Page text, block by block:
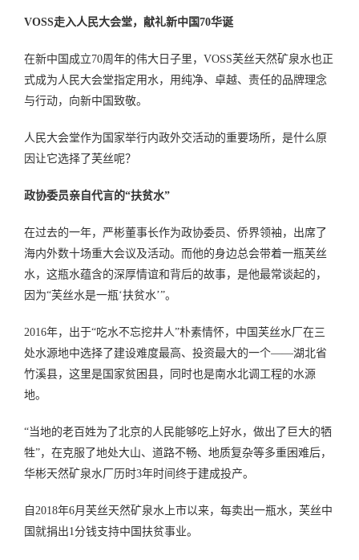
VOSS走入人民大会堂，献礼新中国70华诞
在新中国成立70周年的伟大日子里，VOSS芙丝天然矿泉水也正
式成为人民大会堂指定用水，用纯净、卓越、责任的品牌理念
与行动，向新中国致敬。
人民大会堂作为国家举行内政外交活动的重要场所，是什么原
因让它选择了芙丝呢？
政协委员亲自代言的“扶贫水”
在过去的一年，严彬董事长作为政协委员、侨界领袖，出席了
海内外数十场重大会议及活动。而他的身边总会带着一瓶芙丝
水，这瓶水蕴含的深厚情谊和背后的故事，是他最常谈起的，
因为“芙丝水是一瓶‘扶贫水’”。
2016年，出于“吃水不忘挖井人”朴素情怀，中国芙丝水厂在三
处水源地中选择了建设难度最高、投资最大的一个——湖北省
竹溪县，这里是国家贫困县，同时也是南水北调工程的水源
地。
“当地的老百姓为了北京的人民能够吃上好水，做出了巨大的牺
牲”，在克服了地处大山、道路不畅、地质复杂等多重困难后，
华彬天然矿泉水厂历时3年时间终于建成投产。
自2018年6月芙丝天然矿泉水上市以来，每卖出一瓶水，芙丝中
国就捐出1分钱支持中国扶贫事业。